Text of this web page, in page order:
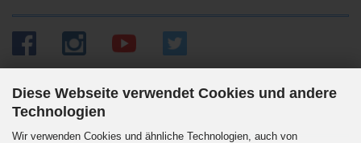
Diese Webseite verwendet Cookies und andere
Technologien
Wir verwenden Cookies und ähnliche Technologien, auch von
Versandpartner